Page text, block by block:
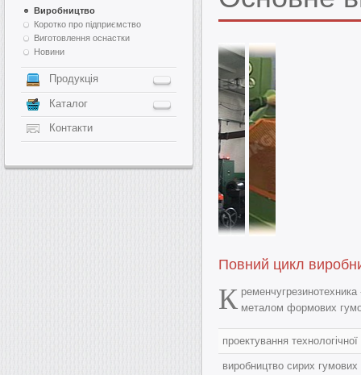
Повний цикл
К металом формових
проектування
виробництво сирих
Виробництво
Коротко про підприємство
Виготовлення оснастки
Новини
Продукція
Каталог
Контакти